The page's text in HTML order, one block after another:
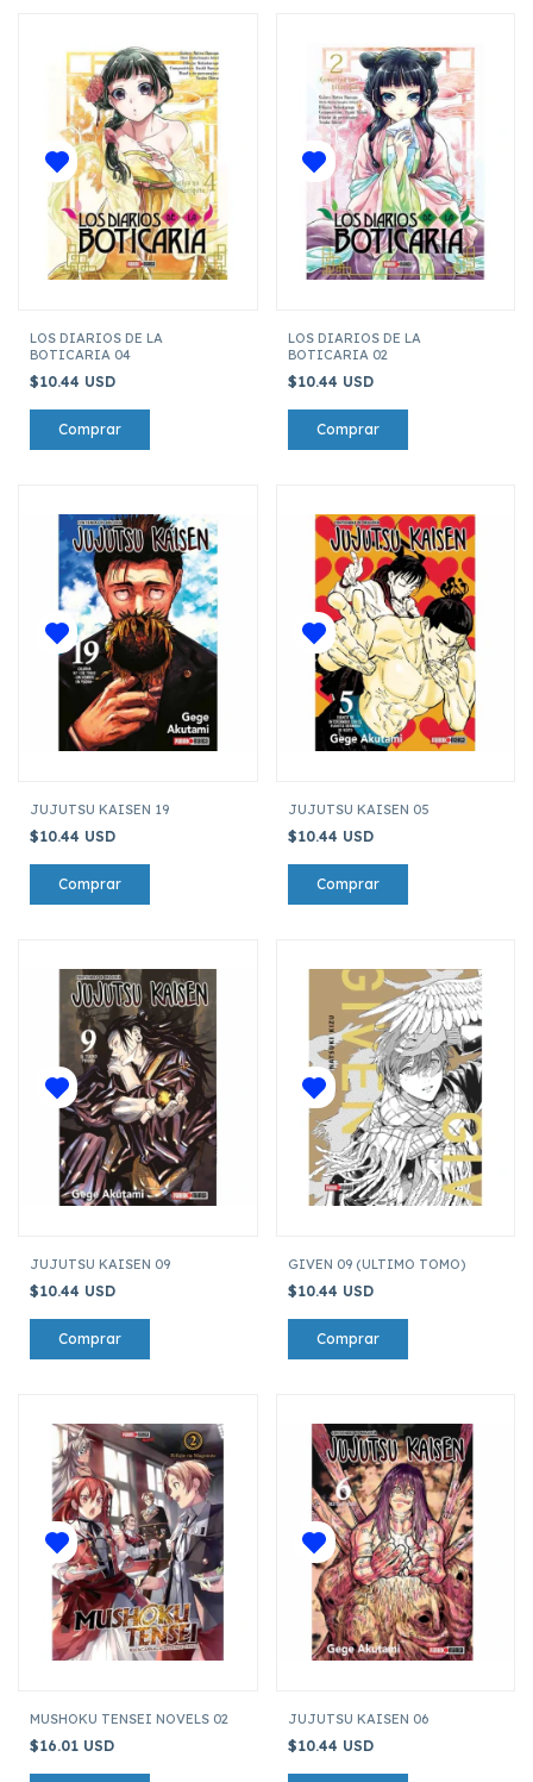
LOS DIARIOS DE LA
BOTICARIA 04
$10.44 USD
LOS DIARIOS DE LA
BOTICARIA 02
$10.44 USD
JUJUTSU KAISEN 19
$10.44 USD
JUJUTSU KAISEN 05
$10.44 USD
JUJUTSU KAISEN 09
$10.44 USD
GIVEN 09 (ULTIMO TOMO)
$10.44 USD
MUSHOKU TENSEI NOVELS 02
$16.01 USD
JUJUTSU KAISEN 06
$10.44 USD